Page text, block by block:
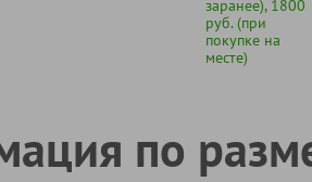
заранее), 1800
руб. (при
покупке на
месте)
по